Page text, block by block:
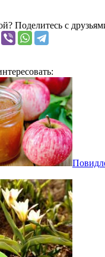
Поделитесь с